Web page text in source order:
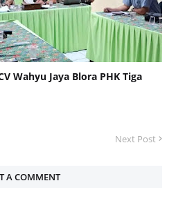
Wahyu Jaya Blora PHK Tiga
Next Post
A COMMENT